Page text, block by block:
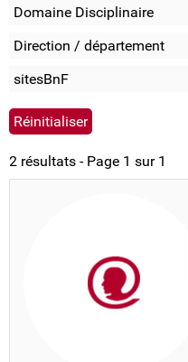
Domaine Disciplinaire
Direction / département
sitesBnF
2 résultats - Page 1 sur 1